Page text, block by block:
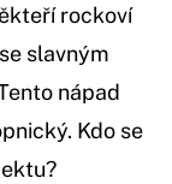
rockoví
slavným
nápad
Kdo se